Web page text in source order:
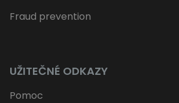
Fraud prevention
UŽITEČNÉ ODKAZY
Pomoc